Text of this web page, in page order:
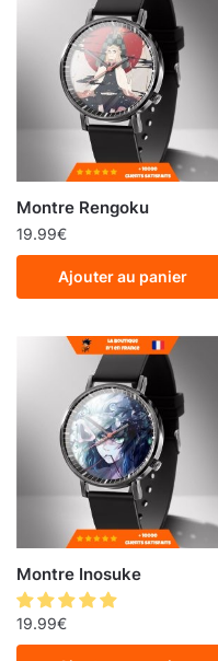
Montre Rengoku
19.99€
Ajouter au panier
Montre Inosuke
19.99€